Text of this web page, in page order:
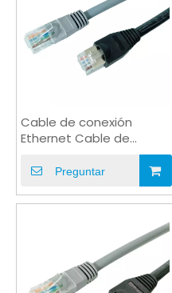
Cable de conexión
Ethernet Cable de
conexión CAT6 RJ45 con
EIA / TIA-568
Preguntar